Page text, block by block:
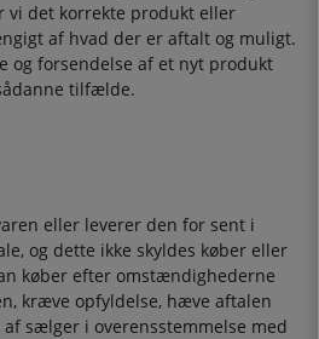
vi det korrekte produkt eller
af hvad der er aftalt og muligt.
og forsendelse af et nyt produkt
tilfælde.
eller leverer den for sent i
og dette ikke skyldes køber eller
køber efter omstændighederne
kræve opfyldelse, hæve aftalen
sælger i overensstemmelse med